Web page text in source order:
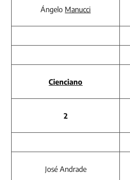
Ángelo Manucci
Cienciano
2
José Andrade